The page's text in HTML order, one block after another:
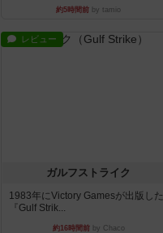
約5時間前 by tamio
レビュー
ガルフストライク
1983年にVictory Gamesが出版した
『Gulf Strik...
約16時間前by Chaco